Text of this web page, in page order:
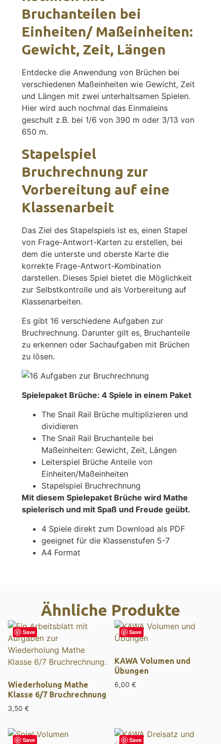
Bruchanteilen bei
Einheiten/ Maßeinheiten:
Gewicht, Zeit, Längen
Entdecke die Anwendung von Brüchen bei
verschiedenen Maßeinheiten wie Gewicht, Zeit
und Längen mit zwei unterhaltsamen Spielen.
Hier wird auch nochmal das Einmaleins
geschult z.B. bei 1/6 von 390 m oder 3/13 von
650 m.
Stapelspiel
Bruchrechnung zur
Vorbereitung auf eine
Klassenarbeit
Das Ziel des Stapelspiels ist es, einen Stapel
von Frage-Antwort-Karten zu erstellen, bei
dem die unterste und oberste Karte die
korrekte Frage-Antwort-Kombination
darstellen. Dieses Spiel bietet die Möglichkeit
zur Selbstkontrolle und als Vorbereitung auf
Klassenarbeiten.
Es gibt 16 verschiedene Aufgaben zur
Bruchrechnung. Darunter gilt es, Bruchanteile
zu erkennen oder Sachaufgaben mit Brüchen
zu lösen.
Spielepaket Brüche: 4 Spiele in einem Paket
The Snail Rail Brüche multiplizieren und
dividieren
The Snail Rail Bruchanteile bei
Maßeinheiten: Gewicht, Zeit, Längen
Leiterspiel Brüche Anteile von
Einheiten/Maßeinheiten
Stapelspiel Bruchrechnung
Mit diesem Spielepaket Brüche wird Mathe
spielerisch und mit Spaß und Freude geübt.
4 Spiele direkt zum Download als PDF
geeignet für die Klassenstufen 5-7
A4 Format
Ähnliche Produkte
Save
Wiederholung Mathe
Klasse 6/7 Bruchrechnung
3,50 €
Save
KAWA Volumen und
Übungen
6,00 €
Save Save